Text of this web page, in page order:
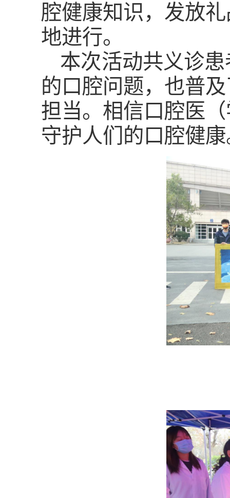
腔健康知识， 发放
地进行。
本次活动共义诊
的 口腔问题， 也普
担当。相信口腔医 （
守护人们的口腔健